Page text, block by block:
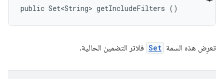
public Set<String> getIncludeFilters ()
تعرِض هذه السمة Set فلاتر التضمين الحالية.